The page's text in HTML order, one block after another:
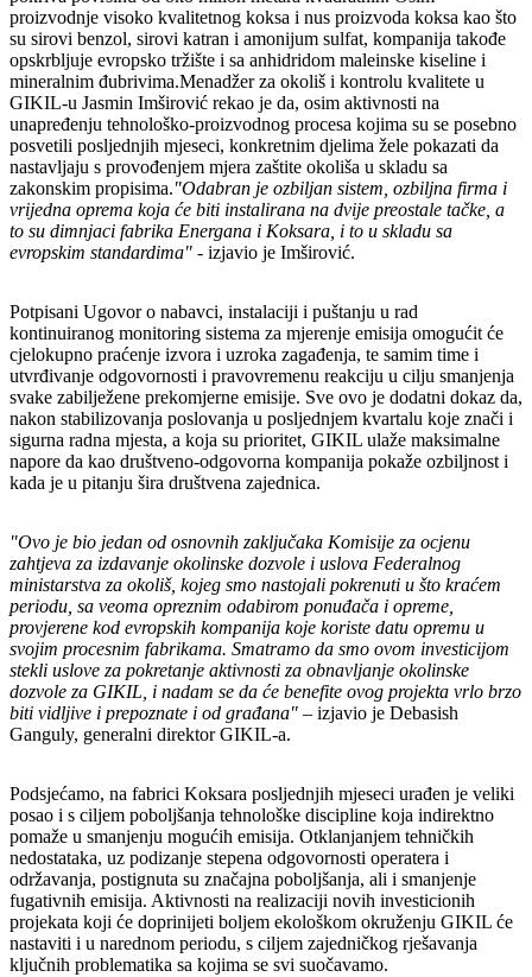
proizvodnje visoko kvalitetnog koksa i nus proizvoda koksa kao što
su sirovi benzol, sirovi katran i amonijum sulfat, kompanija takođe
opskrbljuje evropsko tržište i sa anhidridom maleinske kiseline i
mineralnim đubrivima.Menadžer za okoliš i kontrolu kvalitete u
GIKIL-u Jasmin Imširović rekao je da, osim aktivnosti na
unapređenju tehnološko-proizvodnog procesa kojima su se posebno
posvetili posljednjih mjeseci, konkretnim djelima žele pokazati da
nastavljaju s provođenjem mjera zaštite okoliša u skladu sa
zakonskim propisima."Odabran je ozbiljan sistem, ozbiljna firma i
vrijedna oprema koja će biti instalirana na dvije preostale tačke, a
to su dimnjaci fabrika Energana i Koksara, i to u skladu sa
evropskim standardima" - izjavio je Imširović.
Potpisani Ugovor o nabavci, instalaciji i puštanju u rad
kontinuiranog monitoring sistema za mjerenje emisija omogućit će
cjelokupno praćenje izvora i uzroka zagađenja, te samim time i
utvrđivanje odgovornosti i pravovremenu reakciju u cilju smanjenja
svake zabilježene prekomjerne emisije. Sve ovo je dodatni dokaz da,
nakon stabilizovanja poslovanja u posljednjem kvartalu koje znači i
sigurna radna mjesta, a koja su prioritet, GIKIL ulaže maksimalne
napore da kao društveno-odgovorna kompanija pokaže ozbiljnost i
kada je u pitanju šira društvena zajednica.
"Ovo je bio jedan od osnovnih zaključaka Komisije za ocjenu
zahtjeva za izdavanje okolinske dozvole i uslova Federalnog
ministarstva za okoliš, kojeg smo nastojali pokrenuti u što kraćem
periodu, sa veoma opreznim odabirom ponuđača i opreme,
provjerene kod evropskih kompanija koje koriste datu opremu u
svojim procesnim fabrikama. Smatramo da smo ovom investicijom
stekli uslove za pokretanje aktivnosti za obnavljanje okolinske
dozvole za GIKIL, i nadam se da će benefite ovog projekta vrlo brzo
biti vidljive i prepoznate i od građana" – izjavio je Debasish
Ganguly, generalni direktor GIKIL-a.
Podsjećamo, na fabrici Koksara posljednjih mjeseci urađen je veliki
posao i s ciljem poboljšanja tehnološke discipline koja indirektno
pomaže u smanjenju mogućih emisija. Otklanjanjem tehničkih
nedostataka, uz podizanje stepena odgovornosti operatera i
održavanja, postignuta su značajna poboljšanja, ali i smanjenje
fugativnih emisija. Aktivnosti na realizaciji novih investicionih
projekata koji će doprinijeti boljem ekološkom okruženju GIKIL će
nastaviti i u narednom periodu, s ciljem zajedničkog rješavanja
ključnih problematika sa kojima se svi suočavamo.